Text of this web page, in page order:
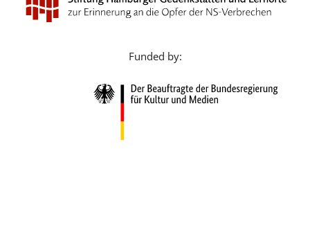
Italiano
Nederlands
Português
Funded by: